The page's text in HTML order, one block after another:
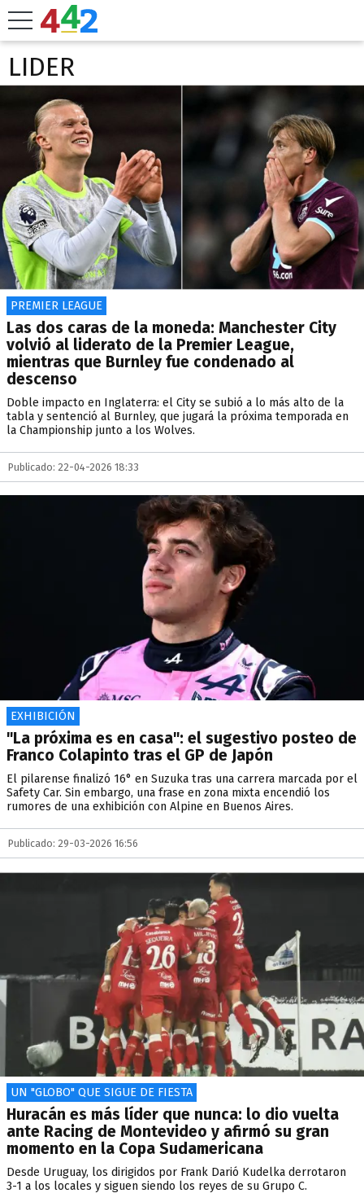
LIDER
PREMIER LEAGUE
Las dos caras de la moneda: Manchester City
volvió al liderato de la Premier League,
mientras que Burnley fue condenado al
descenso
Doble impacto en Inglaterra: el City se subió a lo más alto de la
tabla y sentenció al Burnley, que jugará la próxima temporada en
la Championship junto a los Wolves.
Publicado: 22-04-2026 18:33
EXHIBICIÓN
"La próxima es en casa": el sugestivo posteo de
Franco Colapinto tras el GP de Japón
El pilarense finalizó 16° en Suzuka tras una carrera marcada por el
Safety Car. Sin embargo, una frase en zona mixta encendió los
rumores de una exhibición con Alpine en Buenos Aires.
Publicado: 29-03-2026 16:56
UN "GLOBO" QUE SIGUE DE FIESTA
Huracán es más líder que nunca: lo dio vuelta
ante Racing de Montevideo y afirmó su gran
momento en la Copa Sudamericana
Desde Uruguay, los dirigidos por Frank Darió Kudelka derrotaron
3-1 a los locales y siguen siendo los reyes de su Grupo C.